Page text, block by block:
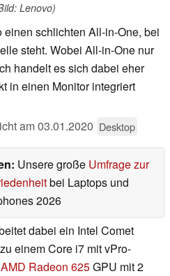
Lenovo)
einen schlichten All-in-One, bei
steht. Wobei All-in-One nur
handelt es sich dabei eher
in einen Monitor integriert
am03.01.2020 Desktop
Unsere große Umfrage zur
bei Laptops und
2026
dabei ein Intel Comet
einem Core i7 mit vPro-
AMD Radeon 625GPU mit 2